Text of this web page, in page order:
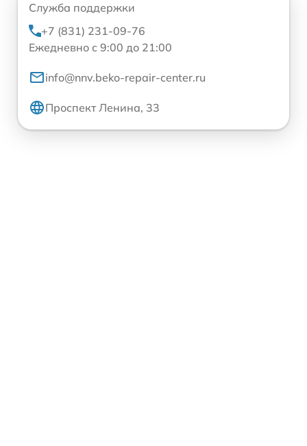
Служба поддержки
+7 (831) 231-09-76
Ежедневно с 9:00 до 21:00
info@nnv.beko-repair-center.ru
Проспект Ленина, 33